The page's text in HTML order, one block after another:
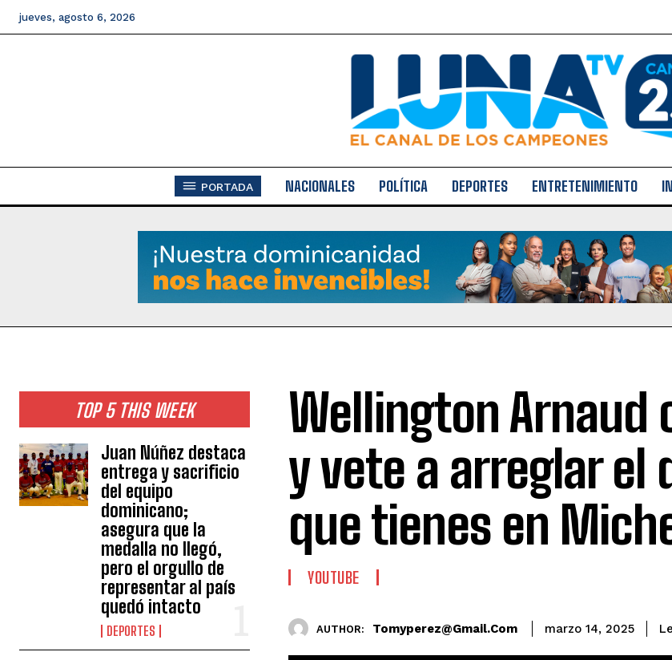
jueves, agosto 6, 2026
PORTADA NACIONALES POLÍTICA DEPORTES ENTRETENIMIENTO
TOP 5 THIS WEEK
Juan Núñez destaca
entrega y sacrificio
del equipo
dominicano;
asegura que la
medalla no llegó,
pero el orgullo de
representar al país
quedó intacto
DEPORTES
Wellington Arnaud
y vete a arreglar el
que tienes en
YOUTUBE
AUTHOR: Tomyperez@gmail.com marzo 14, 2025